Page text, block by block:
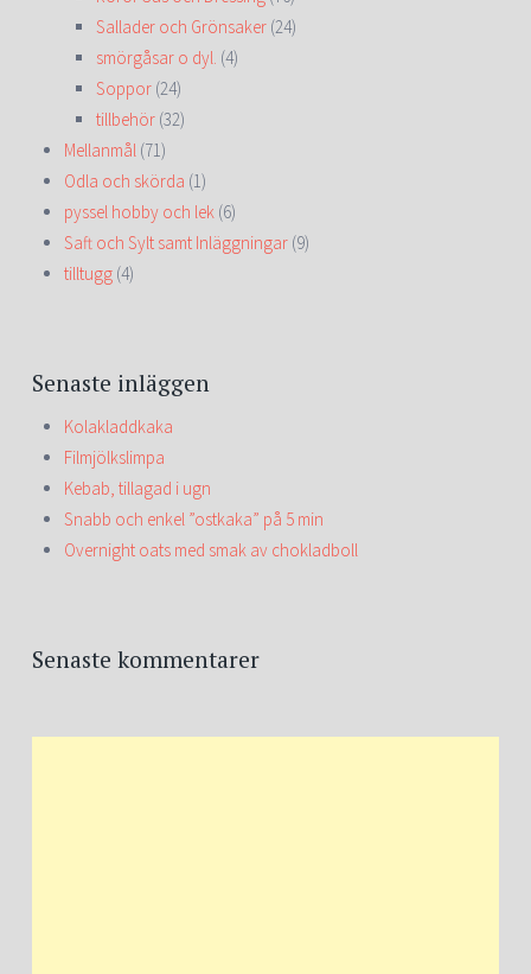
Sallader och Grönsaker (24)
smörgåsar o dyl. (4)
Soppor (24)
tillbehör (32)
Mellanmål (71)
Odla och skörda (1)
pyssel hobby och lek (6)
Saft och Sylt samt Inläggningar (9)
tilltugg (4)
Senaste inläggen
Kolakladdkaka
Filmjölkslimpa
Kebab, tillagad i ugn
Snabb och enkel ”ostkaka” på 5 min
Overnight oats med smak av chokladboll
Senaste kommentarer